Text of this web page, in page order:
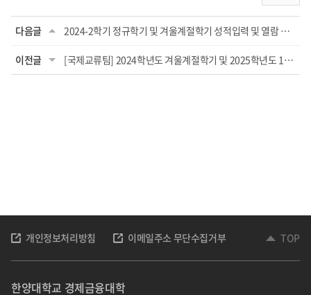
다음글 2024-2학기 정규학기 및 겨울계절학기 성적입력 및 열람 안내
이전글 [국제교류팀] 2024학년도 겨울계절학기 및 2025학년도 1학기 자비유학 신청 안내
개인정보처리방침 이메일주소 무단수집거부 TOP
한양대학교 경제금융대학